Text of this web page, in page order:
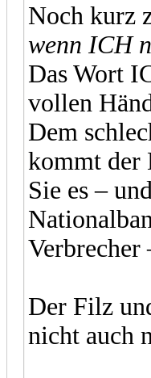
Noch kurz
wenn ICH
Das Wort
vollen
Dem
kommt der
Sie es –
Verbrecher
Der Filz
nicht auch